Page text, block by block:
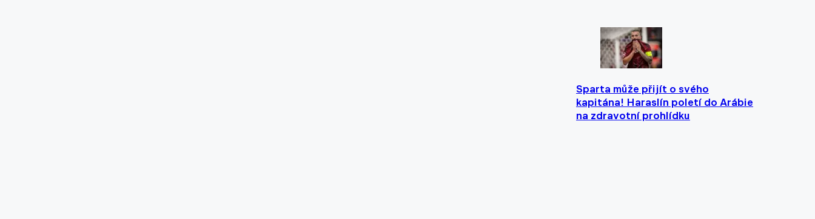
Sparta může přijít o svého
kapitána! Haraslín poletí do Arábie
na zdravotní prohlídku